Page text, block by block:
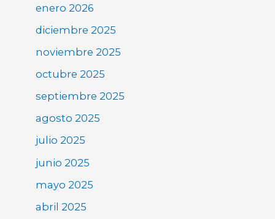
enero 2026
diciembre 2025
noviembre 2025
octubre 2025
septiembre 2025
agosto 2025
julio 2025
junio 2025
mayo 2025
abril 2025